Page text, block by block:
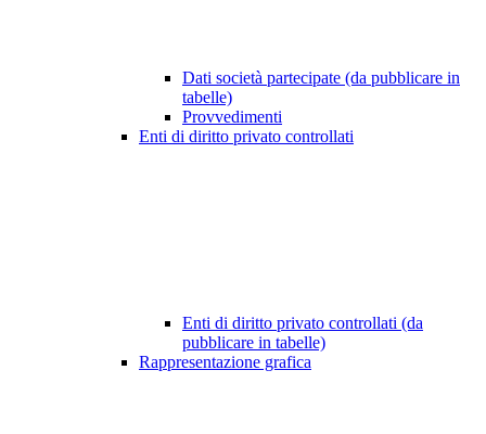
Dati società partecipate (da pubblicare in
tabelle)
Provvedimenti
Enti di diritto privato controllati
Enti di diritto privato controllati (da
pubblicare in tabelle)
Rappresentazione grafica